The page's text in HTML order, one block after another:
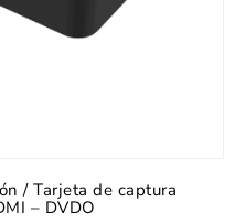
/ Tarjeta de captura
– DVDO